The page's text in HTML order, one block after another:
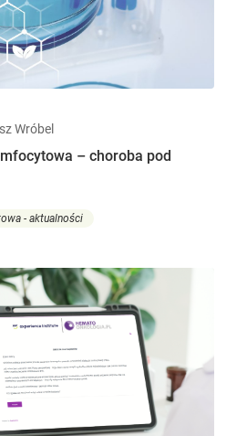
Wróbel
– choroba pod
- aktualności